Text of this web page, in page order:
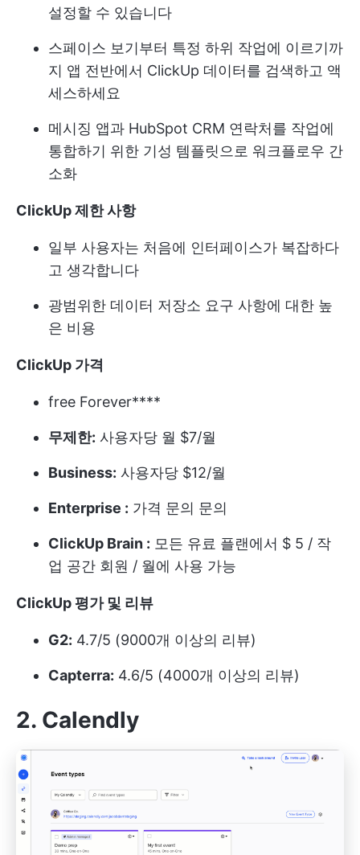
설정할 수 있습니다
스페이스 보기부터 특정 하위 작업에 이르기까
지 앱 전반에서 ClickUp 데이터를 검색하고 액
세스하세요
메시징 앱과 HubSpot CRM 연락처를 작업에
통합하기 위한 기성 템플릿으로 워크플로우 간
소화
ClickUp 제한 사항
일부 사용자는 처음에 인터페이스가 복잡하다
고 생각합니다
광범위한 데이터 저장소 요구 사항에 대한 높
은 비용
ClickUp 가격
free Forever****
무제한: 사용자당 월 $7/월
Business: 사용자당 $12/월
Enterprise : 가격 문의 문의
ClickUp Brain : 모든 유료 플랜에서 $ 5 / 작
업 공간 회원 / 월에 사용 가능
ClickUp 평가 및 리뷰
G2: 4.7/5 (9000개 이상의 리뷰)
Capterra: 4.6/5 (4000개 이상의 리뷰)
2. Calendly